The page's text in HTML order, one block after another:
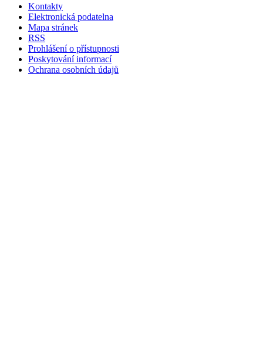
Kontakty
Elektronická podatelna
Mapa stránek
RSS
Prohlášení o přístupnosti
Poskytování informací
Ochrana osobních údajů